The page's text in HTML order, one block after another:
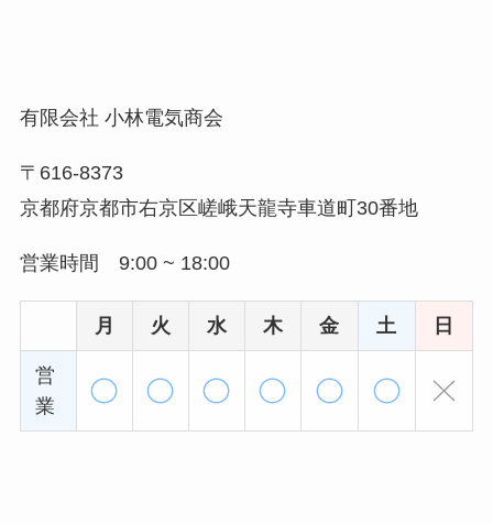
有限会社 小林電気商会
〒616-8373
京都府京都市右京区嵯峨天龍寺車道町30番地
営業時間 9:00 ~ 18:00
月 火 水 木 金 土 日
営
業